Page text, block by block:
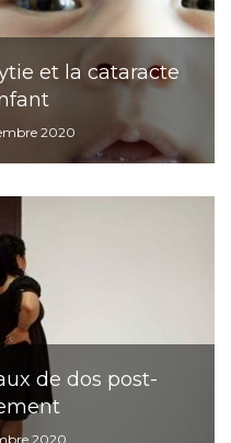
et la cataracte
2020
de dos post-
2020